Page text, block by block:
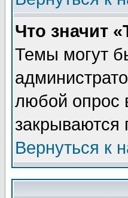
Что значит
Темы могут
любой опрос
закрываются
Вернуться к